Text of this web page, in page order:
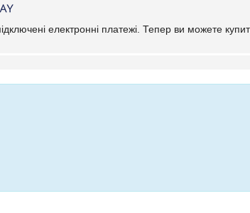
електронні платежі. Тепер ви можете